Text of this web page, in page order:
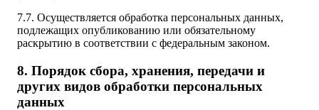
7.7. Осуществляется обработка персональных данных,
подлежащих опубликованию или обязательному
раскрытию в соответствии с федеральным законом.
8. Порядок сбора, хранения, передачи и
других видов обработки персональных
данных